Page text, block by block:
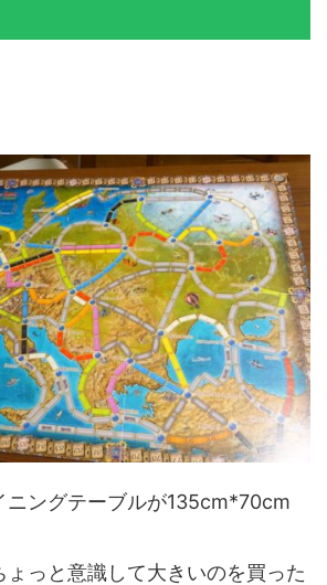
ニングテーブルが135cm*70cm
ょっと意識して大きいのを買った